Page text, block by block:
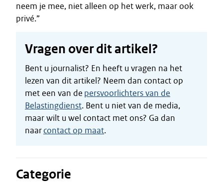
neem je mee, niet alleen op het werk, maar ook
privé.”
Vragen over dit artikel?
Bent u journalist? En heeft u vragen na het
lezen van dit artikel? Neem dan contact op
met een van de persvoorlichters van de
Belastingdienst. Bent u niet van de media,
maar wilt u wel contact met ons? Ga dan
naarcontact op maat.
Categorie